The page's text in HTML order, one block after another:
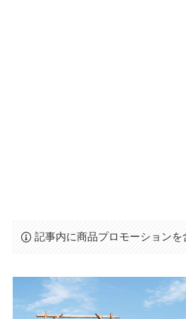
記事内に商品プロモーション